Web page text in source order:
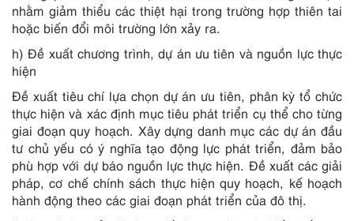
nhằm giảm thiểu các thiệt hại trong trường hợp thiên tai
hoặc biến đổi môi trường lớn xảy ra.
h) Đề xuất chương trình, dự án ưu tiên và nguồn lực thực
hiện
Đề xuất tiêu chí lựa chọn dự án ưu tiên, phân kỳ tổ chức
thực hiện và xác định mục tiêu phát triển cụ thể cho từng
giai đoạn quy hoạch. Xây dựng danh mục các dự án đầu
tư chủ yếu có ý nghĩa tạo động lực phát triển, đảm bảo
phù hợp với dự báo nguồn lực thực hiện. Đề xuất các giải
pháp, cơ chế chính sách thực hiện quy hoạch, kế hoạch
hành động theo các giai đoạn phát triển của đô thị.